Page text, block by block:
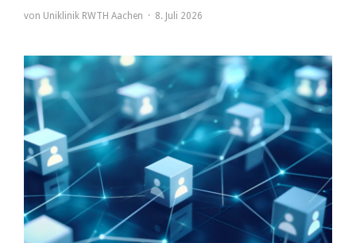
von Uniklinik RWTH Aachen 8. Juli 2026